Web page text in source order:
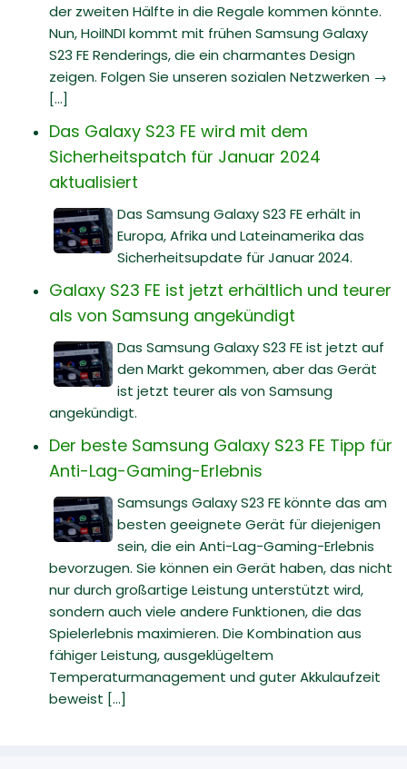
der zweiten Hälfte in die Regale kommen könnte.
Nun, HoiINDI kommt mit frühen Samsung Galaxy
S23 FE Renderings, die ein charmantes Design
zeigen. Folgen Sie unseren sozialen Netzwerken →
[...]
Das Galaxy S23 FE wird mit dem
Sicherheitspatch für Januar 2024
aktualisiert
Das Samsung Galaxy S23 FE erhält in
Europa, Afrika und Lateinamerika das
Sicherheitsupdate für Januar 2024.
Galaxy S23 FE ist jetzt erhältlich und teurer
als von Samsung angekündigt
Das Samsung Galaxy S23 FE ist jetzt auf
den Markt gekommen, aber das Gerät
ist jetzt teurer als von Samsung
angekündigt.
Der beste Samsung Galaxy S23 FE Tipp für
Anti-Lag-Gaming-Erlebnis
Samsungs Galaxy S23 FE könnte das am
besten geeignete Gerät für diejenigen
sein, die ein Anti-Lag-Gaming-Erlebnis
bevorzugen. Sie können ein Gerät haben, das nicht
nur durch großartige Leistung unterstützt wird,
sondern auch viele andere Funktionen, die das
Spielerlebnis maximieren. Die Kombination aus
fähiger Leistung, ausgeklügeltem
Temperaturmanagement und guter Akkulaufzeit
beweist [...]